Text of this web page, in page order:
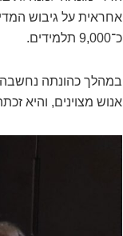
אחראית על גיבוש
כ־9,000 תלמידים.
במהלך כהונתה נחשבה
אנוש מצוינים, והיא